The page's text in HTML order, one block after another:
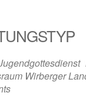
iCalendar
Wirberger